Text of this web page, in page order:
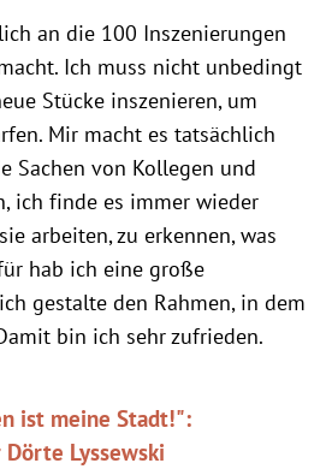
an die 100 Inszenierungen
Ich muss nicht unbedingt
Stücke inszenieren, um
Mir macht es tatsächlich
Sachen von Kollegen und
ich finde es immer wieder
arbeiten, zu erkennen, was
hab ich eine große
gestalte den Rahmen, in dem
bin ich sehr zufrieden.
ist meine Stadt!":
Lyssewski